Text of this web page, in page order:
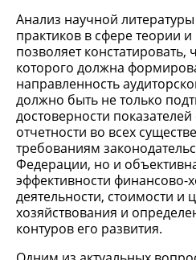
Анализ научной
практиков в сфере теории и
позволяет констатировать,
которого должна
направленность
должно быть не только
достоверности
отчетности во всех
требованиям
Федерации, но и
эффективности финансово-
деятельности, стоимости и
хозяйствования и
контуров его развития.